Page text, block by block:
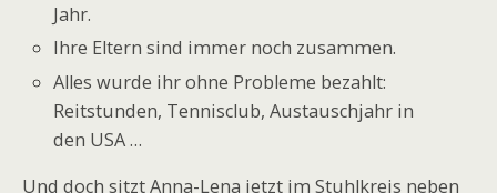
Jahr.
Ihre Eltern sind immer noch zusammen.
Alles wurde ihr ohne Probleme bezahlt:
Reitstunden, Tennisclub, Austauschjahr in
den USA …
Und doch sitzt Anna-Lena jetzt im Stuhlkreis neben